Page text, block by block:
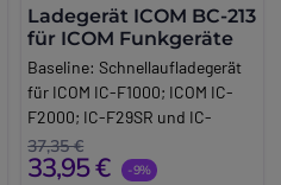
Ladegerät ICOM BC-213
für ICOM Funkgeräte
Baseline:Schnellaufladegerät
für ICOM IC-F1000; ICOM IC-
F2000; IC-F29SR und IC-
F29DR-Funkgeräte
Brand:Icom
37,35 €
33,95 € -9%